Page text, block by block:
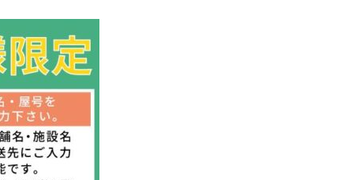
ロ
ー
Z-
SHSC-
1YE
個